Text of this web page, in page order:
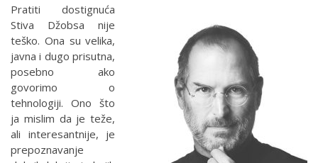
Pratiti dostignuća
Stiva Džobsa nije
teško. Ona su velika,
javna i dugo prisutna,
posebno ako
govorimo o
tehnologiji. Ono što
ja mislim da je teže,
ali interesantnije, je
prepoznavanje